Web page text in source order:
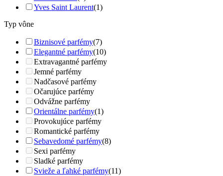
Yves Saint Laurent(1)
Typ vône
Biznisové parfémy(7)
Elegantné parfémy(10)
Extravagantné parfémy
Jemné parfémy
Nadčasové parfémy
Očarujúce parfémy
Odvážne parfémy
Orientálne parfémy(1)
Provokujúce parfémy
Romantické parfémy
Sebavedomé parfémy(8)
Sexi parfémy
Sladké parfémy
Svieže a ľahké parfémy(11)